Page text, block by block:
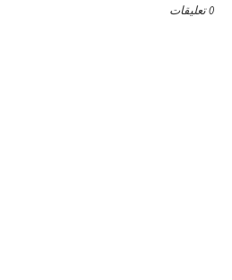
0 تعليقات